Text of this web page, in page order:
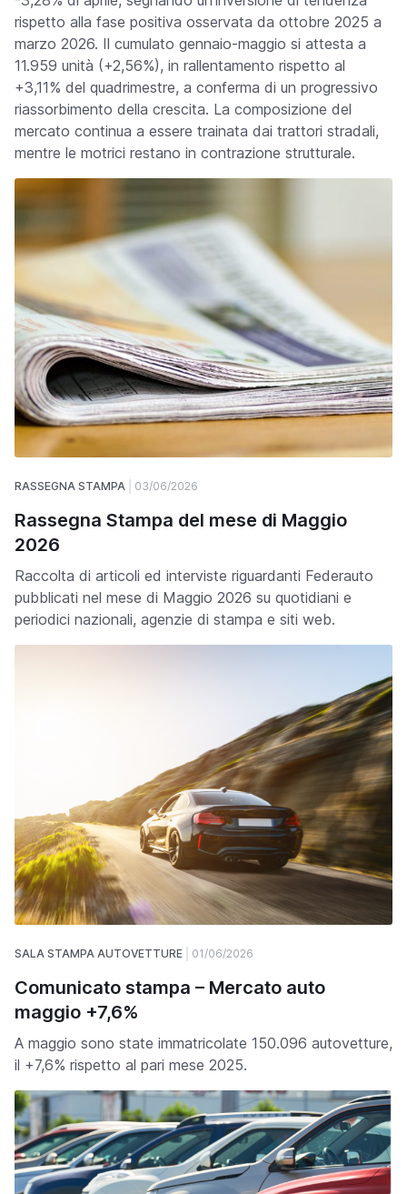
rispetto alla fase positiva osservata da ottobre 2025 a
marzo 2026. Il cumulato gennaio-maggio si attesta a
11.959 unità (+2,56%), in rallentamento rispetto al
+3,11% del quadrimestre, a conferma di un progressivo
riassorbimento della crescita. La composizione del
mercato continua a essere trainata dai trattori stradali,
mentre le motrici restano in contrazione strutturale.
RASSEGNA STAMPA 03/06/2026
Rassegna Stampa del mese di Maggio
2026
Raccolta di articoli ed interviste riguardanti Federauto
pubblicati nel mese di Maggio 2026 su quotidiani e
periodici nazionali, agenzie di stampa e siti web.
SALA STAMPA AUTOVETTURE 01/06/2026
Comunicato stampa – Mercato auto
maggio +7,6%
A maggio sono state immatricolate 150.096 autovetture,
il +7,6% rispetto al pari mese 2025.